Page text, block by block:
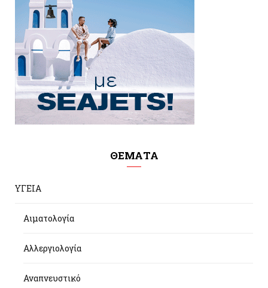
ΘΕΜΑΤΑ
ΥΓΕΙΑ
Αιματολογία
Αλλεργιολογία
Αναπνευστικό